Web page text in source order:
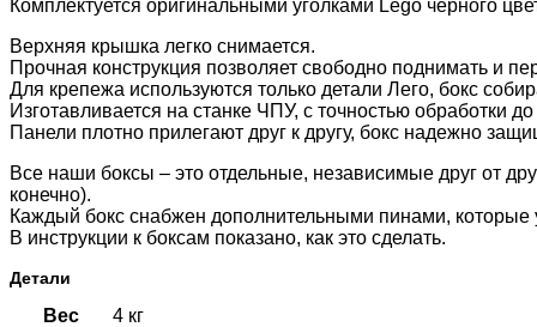
Комплектуется оригинальными уголками Lego чёрного
Верхняя крышка легко снимается.
Прочная конструкция позволяет свободно поднимать и
Для крепежа используются только детали Лего, бокс
Изготавливается на станке ЧПУ, с точностью обработки
Панели плотно прилегают друг к другу, бокс надежно
Все наши боксы – это отдельные, независимые друг от
конечно).
Каждый бокс снабжен дополнительными пинами,
В инструкции к боксам показано, как это сделать.
Детали
Вес
4 кг